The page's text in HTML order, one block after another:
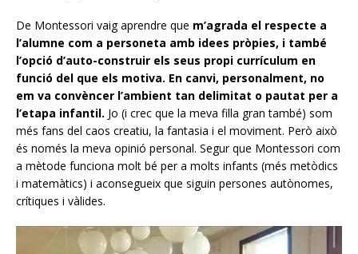
De Montessori vaig aprendre que m’agrada el respecte a
l’alumne com a personeta amb idees pròpies, i també
l’opció d’auto-construir els seus propi currículum en
funció del que els motiva. En canvi, personalment, no
em va convèncer l’ambient tan delimitat o pautat per a
l’etapa infantil. Jo (i crec que la meva filla gran també) som
més fans del caos creatiu, la fantasia i el moviment. Però això
és només la meva opinió personal. Segur que Montessori com
a mètode funciona molt bé per a molts infants (més metòdics
i matemàtics) i aconsegueix que siguin persones autònomes,
crítiques i vàlides.